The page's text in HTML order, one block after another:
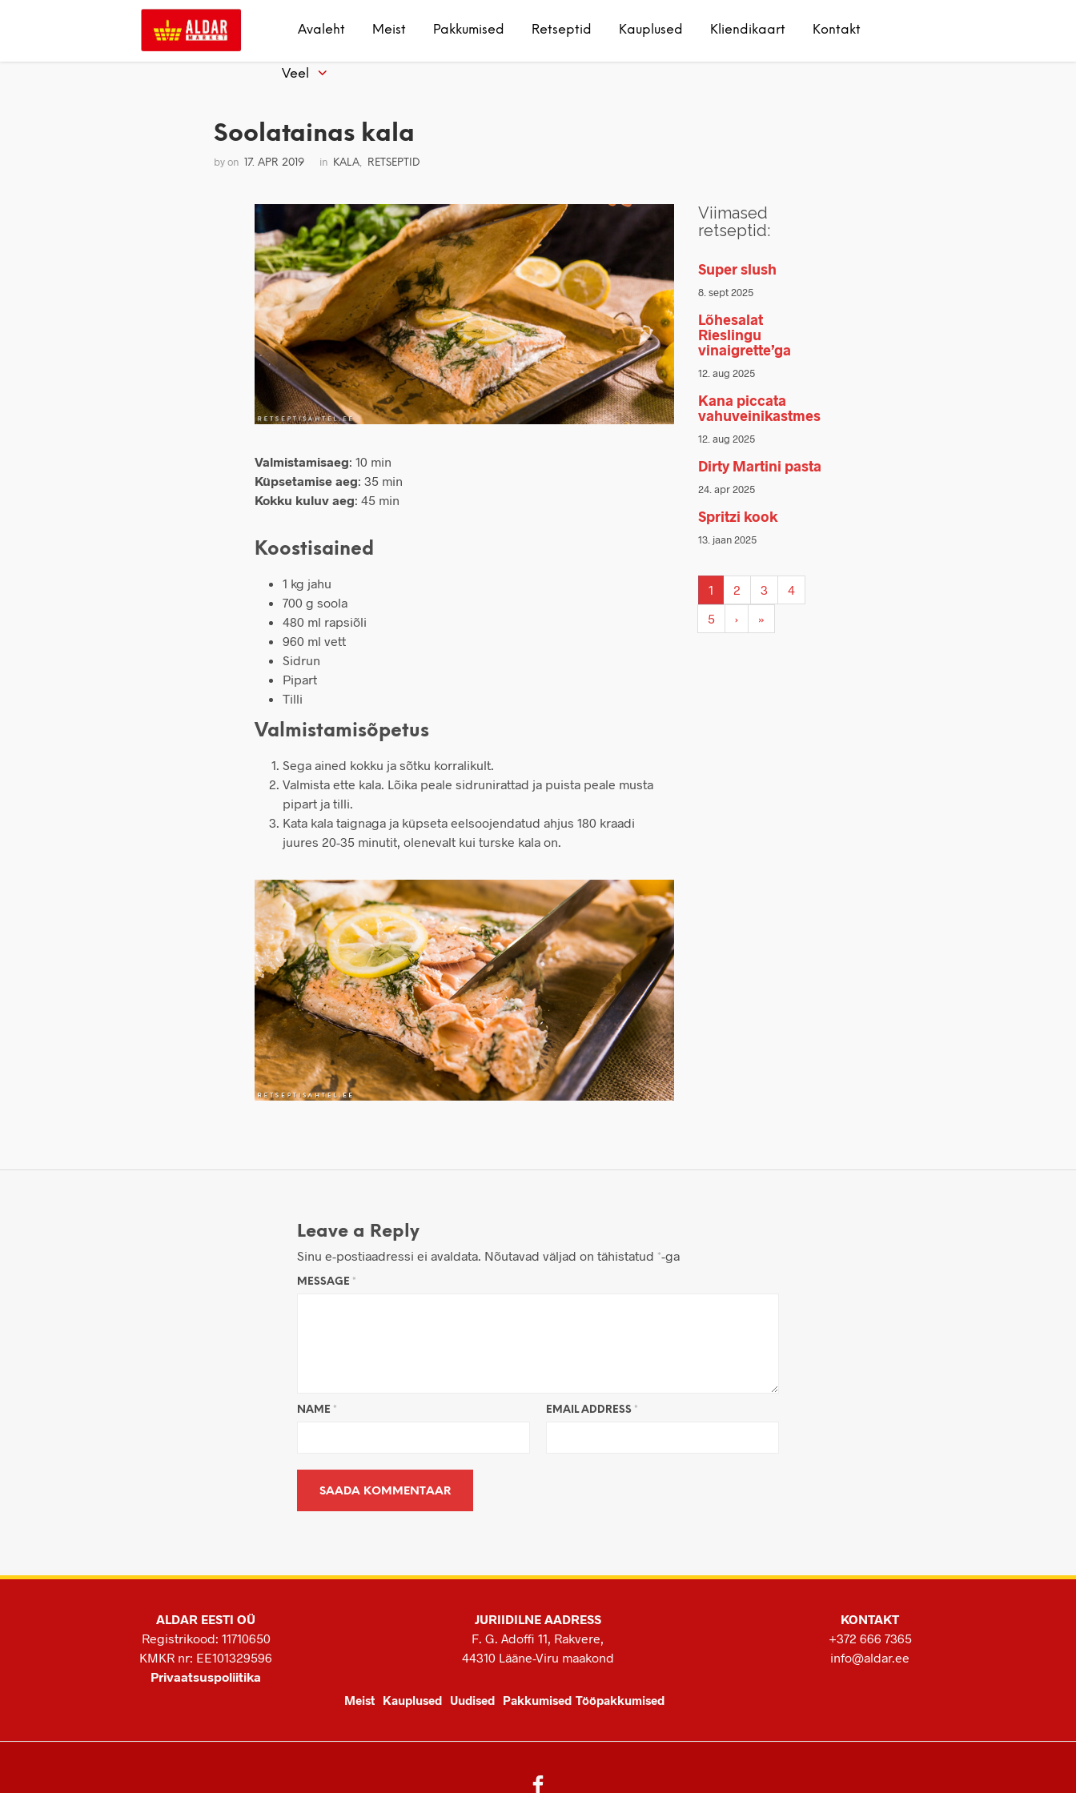
Avaleht Meist Pakkumised Retseptid Kauplused Kliendikaart Kontakt
Veel
Soolatainas kala
byon 17. APR 2019 in KALA RETSEPTID
Valmistamisaeg: 10 min
Küpsetamise aeg: 35 min
Kokku kuluv aeg: 45 min
Koostisained
1 kg jahu
700 g soola
480 ml rapsiõli
960 ml vett
Sidrun
Pipart
Tilli
Valmistamisõpetus
Sega ained kokku ja sõtku korralikult.
Valmista ette kala. Lõika peale sidrunirattad ja puista peale musta
pipart ja tilli.
Kata kala taignaga ja küpseta eelsoojendatud ahjus 180 kraadi
juures 20-35 minutit, olenevalt kui turske kala on.
Viimased
retseptid:
Super slush
8. sept 2025
Lõhesalat
Rieslingu
vinaigrette’ga
12. aug 2025
Kana piccata
vahuveinikastmes
12. aug 2025
Dirty Martini pasta
24. apr 2025
Spritzi kook
13. jaan 2025
1 2 3
4
5
› »
Leave a Reply
Sinu e-postiaadressi ei avaldata. Nõutavad väljad on tähistatud *-ga
MESSAGE *
NAME * EMAIL ADDRESS *
ALDAR EESTI OÜ
Registrikood: 11710650
KMKR nr: EE101329596
Privaatsuspoliitika
JURIIDILNE AADRESS
F. G. Adoffi 11, Rakvere,
44310 Lääne-Viru maakond
KONTAKT
+372 666 7365
info@aldar.ee
Meist Kauplused Uudised Pakkumised Tööpakkumised